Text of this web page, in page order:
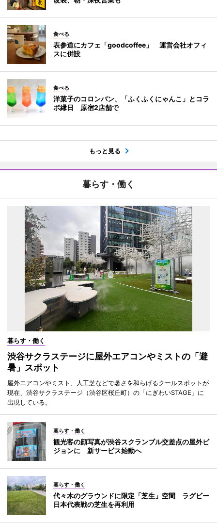
食べる
表参道にカフェ「goodcoffee」 運営会社オフィ
スに併設
食べる
洋菓子のコロンバン、「ふくふくにゃんこ」とコラ
ボ縁日 原宿2店舗で
もっと見る
暮らす・働く
暮らす・働く
渋谷サクラステージに屋外エアコンやミストの「避
暑」スポット
屋外エアコンやミスト、人工芝などで暑さを和らげるクールスポットが
現在、渋谷サクラステージ（渋谷区桜丘町）の「にぎわいSTAGE」に
出現している。
暮らす・働く
観光客の顔写真が渋谷スクランブル交差点の屋外ビ
ジョンに 新サービス始動へ
暮らす・働く
代々木のグラウンドに限定「芝生」空間 ラグビー
日本代表戦の芝生を再利用